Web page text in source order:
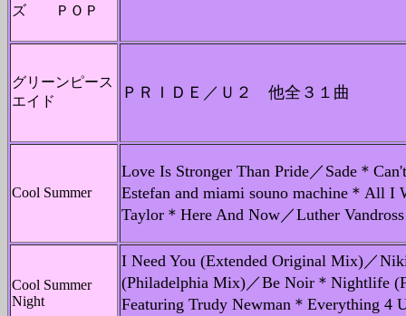
ズ ＰＯＰ
グリーンピース
エイド
ＰＲＩＤＥ／Ｕ２ 他全３１曲
Cool Summer
Love Is Stronger Than Pride／Sade＊
Estefan and miami souno machine＊All I
Taylor＊Here And Now／Luther
Cool Summer
Night
I Need You (Extended Original Mix)／
(Philadelphia Mix)／Be Noir＊Nightlife
Featuring Trudy Newman＊Everything